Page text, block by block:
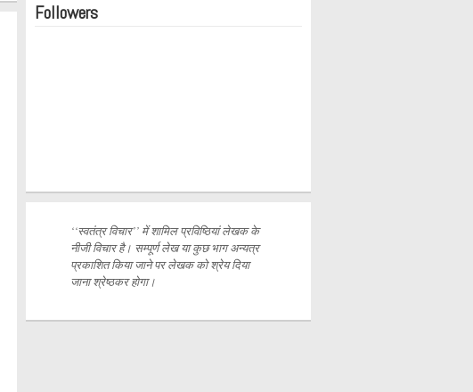
Followers
‘‘स्वतंत्र विचार’’ में शामिल प्रविष्ठियां लेखक के
नीजी विचार है। सम्पूर्ण लेख या कुछ भाग अन्यत्र
प्रकाशितकिया जाने पर लेखक को श्रेय दिया
जाना श्रेष्ठकर होगा।